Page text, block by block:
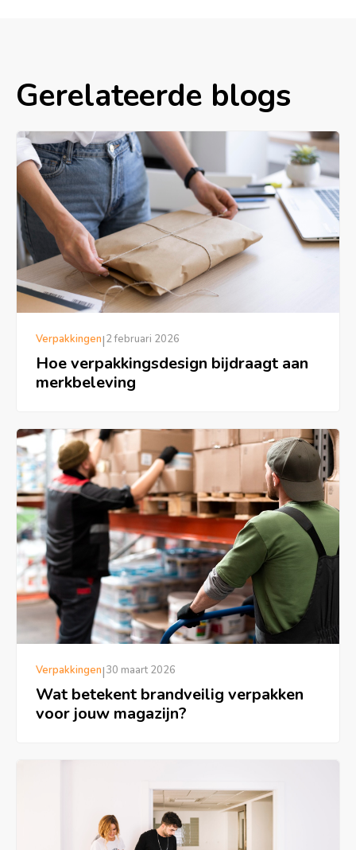
Gerelateerde blogs
Verpakkingen|2 februari 2026
Hoe verpakkingsdesign bijdraagt aan
merkbeleving
Verpakkingen|30 maart 2026
Wat betekent brandveilig verpakken
voor jouw magazijn?